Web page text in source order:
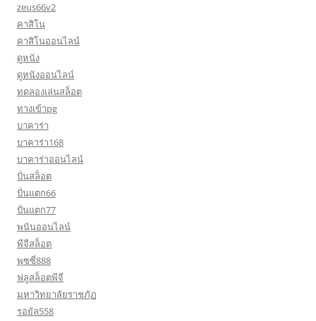
zeus66v2
คาสิโน
คาสิโนออนไลน์
ดูหนัง
ดูหนังออนไลน์
ทดลองเล่นสล็อต
ทางเข้าpg
บาคาร่า
บาคาร่า168
บาคาร่าออนไลน์
ปั่นสล็อต
ปั่นแตก66
ปั่นแตก77
พนันออนไลน์
พีจีสล็อต
พุซซี่888
ฟลูสล็อตพีจี
มหาวิทยาลัยราชภัฏ
รอยัล558